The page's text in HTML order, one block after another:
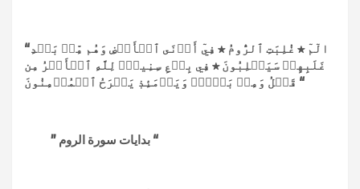
“الٓمٓ ★ غُلِبَتِ ٱلرُّومُ ★ فِيٓ أَدۡنَى ٱلۡأَرۡضِ وَهُم مِّنۢ بَعۡدِ
غَلَبِهِمۡ سَيَغۡلِبُونَ ★ فِي بِضۡعِ سِنِينَۗ لِلَّهِ ٱلۡأَمۡرُ مِن
قَبۡلُ وَمِنۢ بَعۡدُۚ وَيَوۡمَئِذٖ يَفۡرَحُ ٱلۡمُؤۡمِنُونَ “
” بدايات سورة الروم “